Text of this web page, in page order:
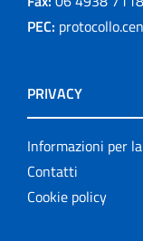
PEC:
PRIVACY
Informazioni per
Contatti
Cookie policy